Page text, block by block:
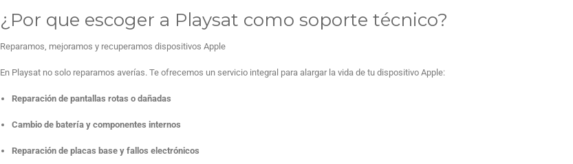
¿Por que escoger a Playsat como soporte técnico?
Reparamos, mejoramos y recuperamos dispositivos Apple
En Playsat no solo reparamos averías. Te ofrecemos un servicio integral para alargar la vida de tu dispositivo Apple:
Reparación de pantallas rotas o dañadas
Cambio de batería y componentes internos
Reparación de placas base y fallos electrónicos